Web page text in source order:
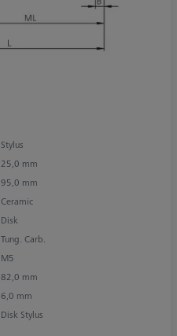
Stylus
25,0 mm
95,0 mm
Ceramic
Disk
Tung. Carb.
M5
82,0 mm
6,0 mm
Disk Stylus